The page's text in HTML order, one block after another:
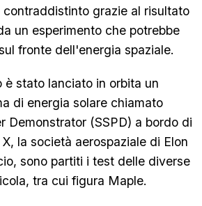
grazie al risultato
un esperimento che potrebbe
fronte dell'energia spaziale.
è stato lanciato in orbita un
di energia solare chiamato
Demonstrator (SSPD) a bordo di
la società aerospaziale di Elon
sono partiti i test delle diverse
tra cui figura Maple.